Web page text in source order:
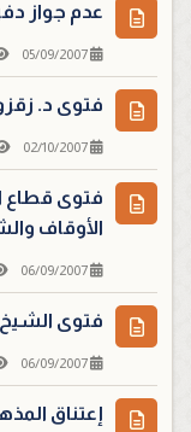
عدم جواز
05/09/2007
فتوى د.
02/10/2007
فتوى قطاع
الأوقاف
06/09/2007
فتوى
06/09/2007
إعتناق